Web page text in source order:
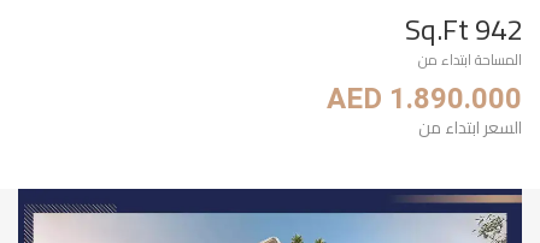
942 Sq.Ft
المساحة ابتداء من
AED 1.890.000
السعر ابتداء من